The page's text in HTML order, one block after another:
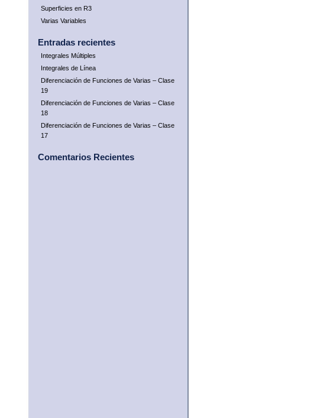
Superficies en R3
Varias Variables
Entradas recientes
Integrales Múltiples
Integrales de Línea
Diferenciación de Funciones de Varias – Clase
19
Diferenciación de Funciones de Varias – Clase
18
Diferenciación de Funciones de Varias – Clase
17
Comentarios Recientes